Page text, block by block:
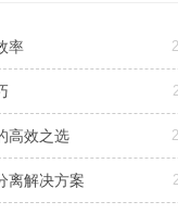
率
高效之选
离解决方案